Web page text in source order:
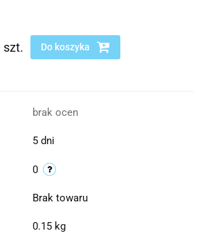
szt. Do koszyka
brak ocen
5 dni
0
Brak towaru
0.15 kg